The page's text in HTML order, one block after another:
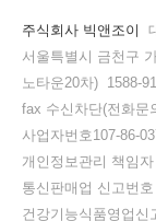
주식회사 빅앤조이
서울특별시 금천구
노타운20차) 1588-
fax 수신차단(전화문
사업자번호107-86-
개인정보관리 책임자
통신판매업 신고번
건강기능식품영업신